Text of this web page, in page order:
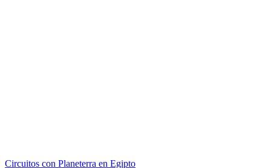
Circuitos con Planeterra en Egipto